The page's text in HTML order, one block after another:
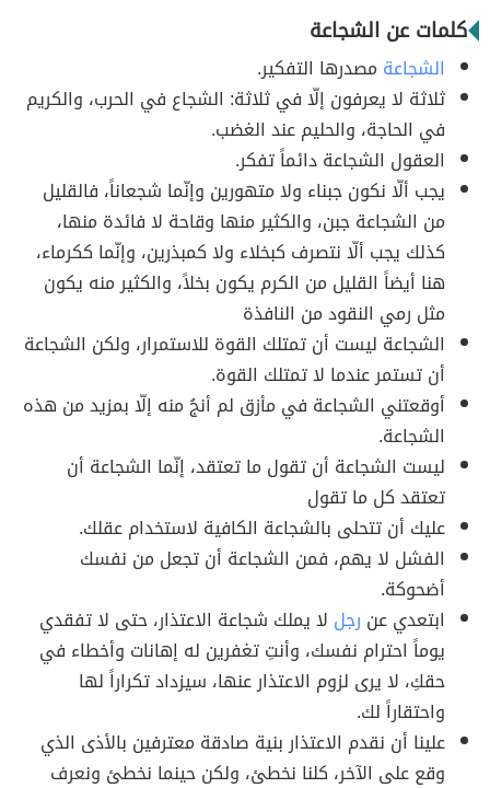
كلمات عن الشجاعة
الشجاعة مصدرها التفكير.
ثلاثة لا يعرفون إلّا في ثلاثة: الشجاع في الحرب، والكريم
في الحاجة، والحليم عند الغضب.
العقول الشجاعة دائماً تفكر.
يجب ألّا نكون جبناء ولا متهورين وإنّما شجعاناً، فالقليل
من الشجاعة جبن، والكثير منها وقاحة لا فائدة منها،
كذلك يجب ألّا نتصرف كبخلاء ولا كمبذرين، وإنّما ككرماء،
هنا أيضاً القليل من الكرم يكون بخلاً، والكثير منه يكون
مثل رمي النقود من النافذة
الشجاعة ليست أن تمتلك القوة للاستمرار، ولكن الشجاعة
أن تستمر عندما لا تمتلك القوة.
أوقعتني الشجاعة في مأزق لم أنجُ منه إلّا بمزيد من هذه
الشجاعة.
ليست الشجاعة أن تقول ما تعتقد، إنّما الشجاعة أن
تعتقد كل ما تقول
عليك أن تتحلى بالشجاعة الكافية لاستخدام عقلك.
الفشل لا يهم، فمن الشجاعة أن تجعل من نفسك
أضحوكة.
ابتعدي عن رجل لا يملك شجاعة الاعتذار، حتى لا تفقدي
يوماً احترام نفسك، وأنتِ تغفرين له إهانات وأخطاء في
حقكِ، لا يرى لزوم الاعتذار عنها، سيزداد تكراراً لها
واحتقاراً لك.
علينا أن نقدم الاعتذار بنية صادقة معترفين بالأذى الذي
وقع على الآخر، كلنا نخطئ، ولكن حينما نخطئ ونعرف